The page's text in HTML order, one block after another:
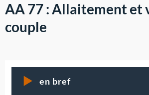
AA 77 : Allaitement et
couple
en bref